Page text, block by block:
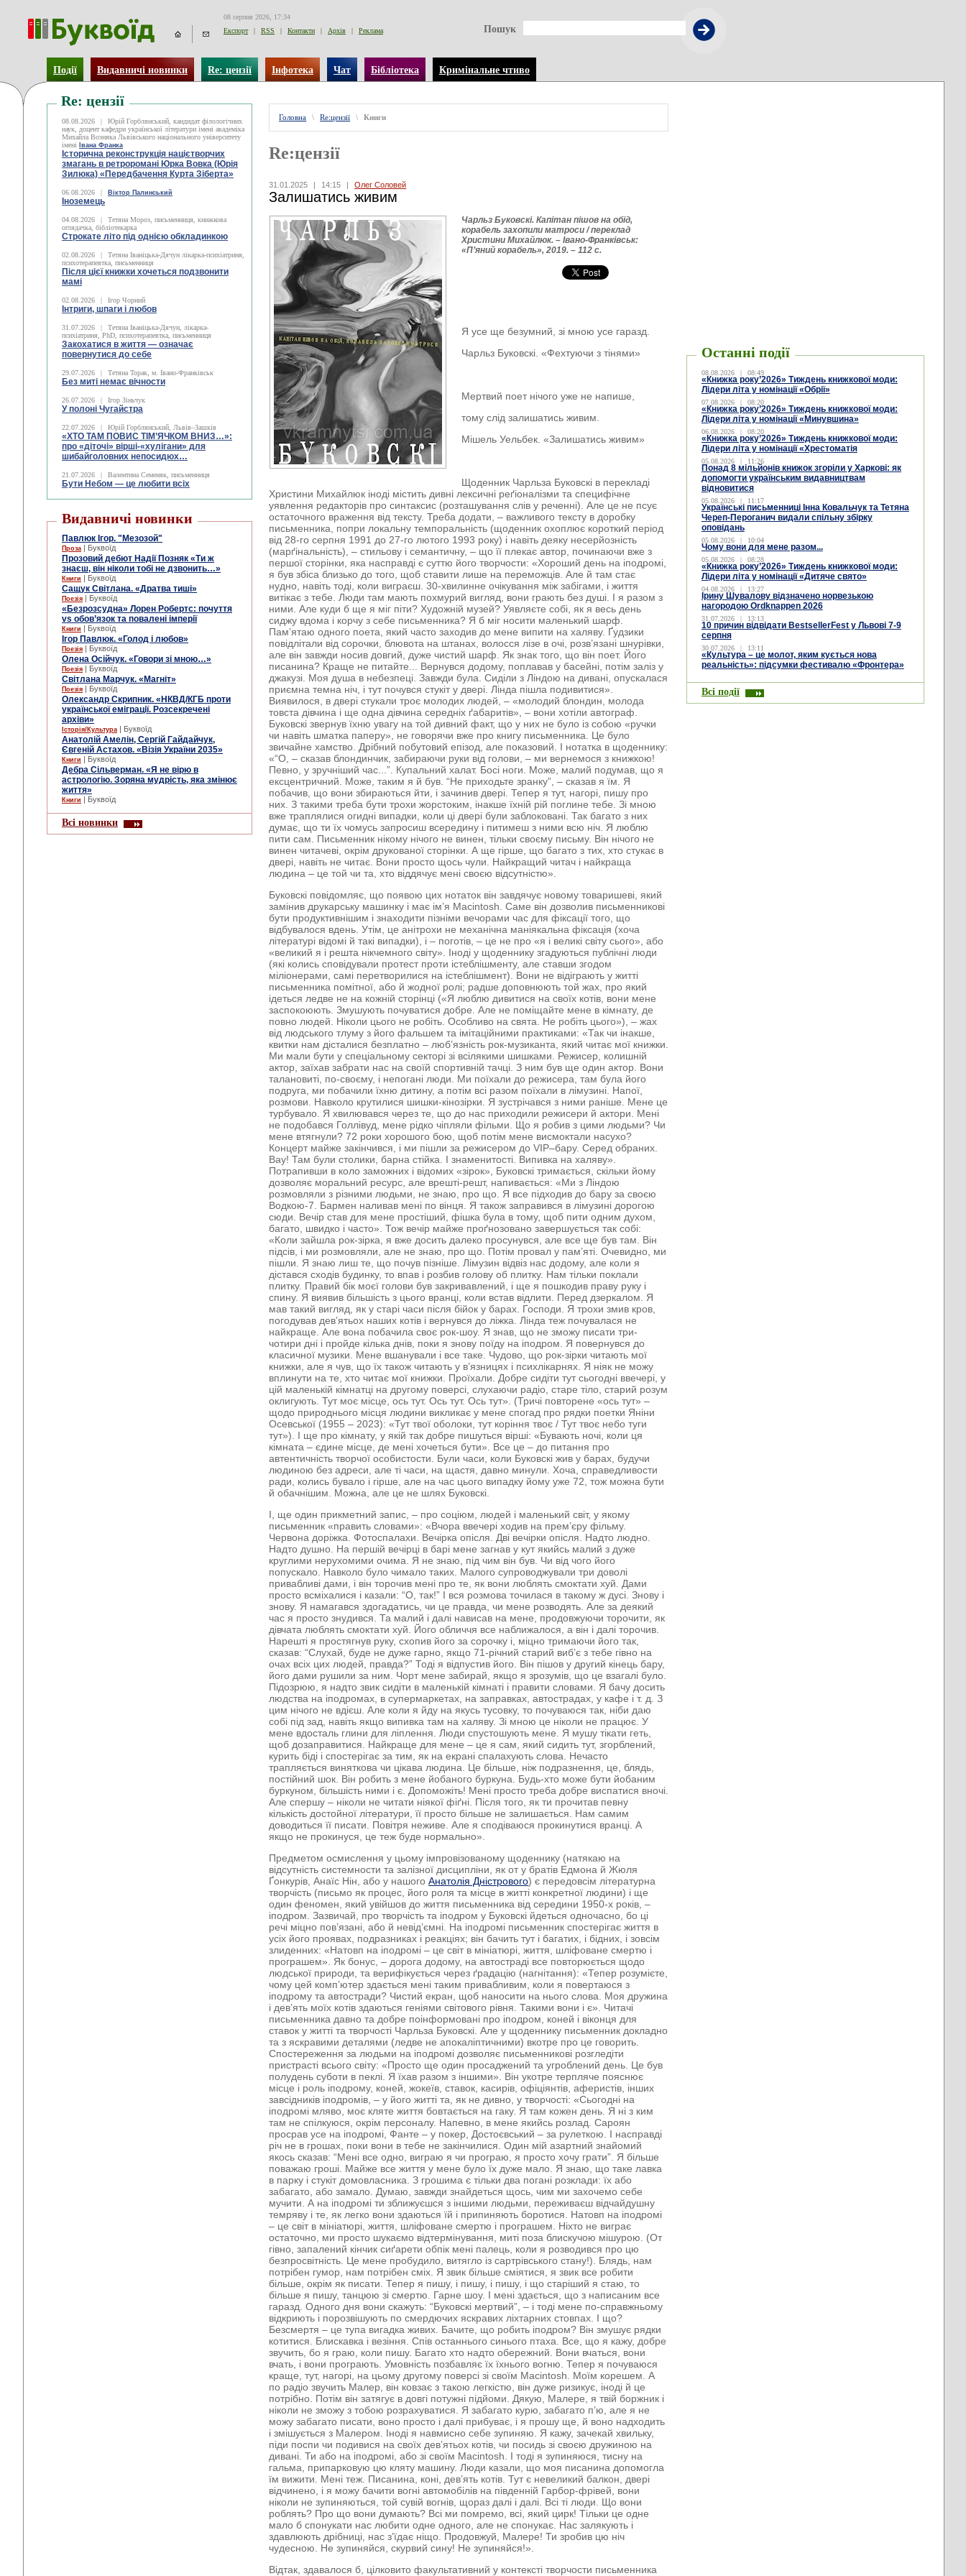
08 серпня 2026, 17:34
Експорт
| RSS | Контакти | Архів | Реклама Пошук
Події Видавничі новинки Re: цензії Інфотека Чат Бібліотека Кримінальне чтиво
Re: цензії
08.08.2026 |
Юрій Горблянський, кандидат філологічних
наук, доцент кафедри української літератури імені академіка
Михайла Возняка Львівського національного університету
імені
Івана Франка
Історична реконструкція націєтворчих
змагань в ретроромані Юрка Вовка (Юрія
Зилюка) «Передбачення Курта Зіберта»
06.08.2026 | Віктор Палинський
Іноземець
04.08.2026 |
Тетяна Мороз, письменниця, книжкова
оглядачка, бібліотекарка
Строкате літо під однією обкладинкою
02.08.2026 |
Тетяна Іваніцька-Дячун лікарка-психіатриня,
психотерапевтка, письменниця
Після цієї книжки хочеться подзвонити
мамі
02.08.2026 | Ігор Чорний
Інтриги, шпаги і любов
31.07.2026 |
Тетяна Іваніцька-Дячун, лікарка-
психіатриня, PhD, психотерапевтка, письменниця
Закохатися в життя — означає
повернутися до себе
29.07.2026 | Тетяна Торак, м. Івано-Франківськ
Без миті немає вічности
26.07.2026 | Ігор Зіньчук
У полоні Чугайстра
22.07.2026 | Юрій Горблянський, Львів–Зашків
«ХТО ТАМ ПОВИС ТІМ’ЯЧКОМ ВНИЗ…»:
про «діточі» вірші-«хулігани» для
шибайголовних непосидюх…
21.07.2026 | Валентина Семеняк, письменниця
Бути Небом ― це любити всіх
Видавничі новинки
Павлюк Ігор. "Мезозой"
Проза | Буквоїд
Прозовий дебют Надії Позняк «Ти ж
знаєш, він ніколи тобі не дзвонить…»
Книги | Буквоїд
Сащук Світлана. «Дратва тиші»
Поезія | Буквоїд
«Безрозсудна» Лорен Робертс: почуття
vs обов’язок та повалені імперії
Книги | Буквоїд
Ігор Павлюк. «Голод і любов»
Поезія | Буквоїд
Олена Осійчук. «Говори зі мною…»
Поезія | Буквоїд
Світлана Марчук. «Магніт»
Поезія | Буквоїд
Олександр Скрипник. «НКВД/КГБ проти
української еміграції. Розсекречені
архіви»
Історія/Культура | Буквоїд
Анатолій Амелін, Сергій Гайдайчук,
Євгеній Астахов. «Візія України 2035»
Книги | Буквоїд
Дебра Сільверман. «Я не вірю в
астрологію. Зоряна мудрість, яка змінює
життя»
Книги | Буквоїд
Всі новинки
Головна \ Re:цензії \ Книги
Re:цензії
31.01.2025 | 14:15 | Олег Соловей
Залишатись живим
Чарльз Буковскі. Капітан пішов на обід,
корабель захопили матроси / переклад
Христини Михайлюк. – Івано-Франківськ:
«П’яний корабель», 2019. – 112 с.
Я усе ще безумний, зі мною усе гаразд.
Чарльз Буковскі. «Фехтуючи з тінями»
Мертвий поет нічого уже не напише,
тому слід залишатись живим.
Мішель Уельбек. «Залишатись живим»
Щоденник Чарльза Буковскі в перекладі
Христини Михайлюк іноді містить дивні лексичні реґіоналізми та специфічне
уявлення редакторів про синтаксис (розташування слів у реченні). Але це не псує
остаточного враження від тексту. Треба додати, – важливого тексту в доробку
письменника, попри локальну темпоральність (щоденник охоплює короткий період
від 28-го серпня 1991 до 27-го лютого 1993 року) і навіть деяку несерйозність
(марґінальність), – стильову і семантичну, – що її плекає автор, починаючи вже з
першої сторінки, яка насправді є суттю його творчости: «Хороший день на іподромі,
я був збіса близько до того, щоб ставити лише на переможців. Але й там стає
нудно, навіть тоді, коли виграєш. 30-хвилинне очікування між забігами, і життя
витікає з тебе. Люди там мають похмурий вигляд, вони грають без душі. І я разом з
ними. Але куди б ще я міг піти? Художній музей? Уявляєте собі, як я весь день
сиджу вдома і корчу з себе письменника? Я б міг носити маленький шарф.
Пам’ятаю одного поета, який часто заходив до мене випити на халяву. Ґудзики
повідлітали від сорочки, блювота на штанах, волосся лізе в очі, розв’язані шнурівки,
але він завжди носив довгий, дуже чистий шарф. Як знак того, що він поет. Його
писанина? Краще не питайте... Вернувся додому, поплавав у басейні, потім заліз у
джакузі. Моя душа в небезпеці. Завжди була. Сиділи з Ліндою на дивані, опускалася
приємна темна ніч, і тут почувся стукіт у двері. Лінда пішла подивитися».
Виявилося, в двері стукали троє молодих людей, – «молодий блондин, молода
товста дівчина і ще одна дівчина середніх ґабаритів», – вони хотіли автограф.
Буковскі звернув їхню увагу на той дивний факт, що у них не було із собою «ручки
чи навіть шматка паперу», не говорячи вже про книгу письменника. Це було
звичайне хамство. Дрібний побутовий епізод, але показовий. І нотатка в щоденнику:
«“О, – сказав блондинчик, забираючи руки від голови, – ми вернемося з книжкою!
Певно, у зручніший час...”. Купальний халат. Босі ноги. Може, малий подумав, що я
ексцентричний. Може, таким я й був. “Не приходьте зранку”, – сказав я їм. Я
побачив, що вони збираються йти, і зачинив двері. Тепер я тут, нагорі, пишу про
них. З такими треба бути трохи жорстоким, інакше їхній рій поглине тебе. Зі мною
вже траплялися огидні випадки, коли ці двері були заблоковані. Так багато з них
думає, що ти їх чомусь запросиш всередину і питимеш з ними всю ніч. Я люблю
пити сам. Письменник нікому нічого не винен, тільки своєму письму. Він нічого не
винен читачеві, окрім друкованої сторінки. А ще гірше, що багато з тих, хто стукає в
двері, навіть не читає. Вони просто щось чули. Найкращий читач і найкраща
людина – це той чи та, хто віддячує мені своєю відсутністю».
Буковскі повідомляє, що появою цих нотаток він завдячує новому товаришеві, який
замінив друкарську машинку і має ім’я Macintosh. Саме він дозволив письменникові
бути продуктивнішим і знаходити пізніми вечорами час для фіксації того, що
відбувалося вдень. Утім, це анітрохи не механічна маніякальна фіксація (хоча
літературі відомі й такі випадки), і – поготів, – це не про «я і великі світу сього», або
«великий я і решта нікчемного світу». Іноді у щоденнику згадуються публічні люди
(які колись сповідували протест проти істеблішменту, але ставши згодом
міліонерами, самі перетворилися на істеблішмент). Вони не відіграють у житті
письменника помітної, або й жодної ролі; радше доповнюють той жах, про який
ідеться ледве не на кожній сторінці («Я люблю дивитися на своїх котів, вони мене
заспокоюють. Змушують почуватися добре. Але не поміщайте мене в кімнату, де
повно людей. Ніколи цього не робіть. Особливо на свята. Не робіть цього»), – жах
від людського тлуму з його фальшем та імітаційними практиками: «Так чи інакше,
квитки нам дісталися безплатно – люб’язність рок-музиканта, який читає мої книжки.
Ми мали бути у спеціальному секторі зі всілякими шишками. Режисер, колишній
актор, заїхав забрати нас на своїй спортивній тачці. З ним був ще один актор. Вони
талановиті, по-своєму, і непогані люди. Ми поїхали до режисера, там була його
подруга, ми побачили їхню дитину, а потім всі разом поїхали в лімузині. Напої,
розмови. Навколо крутилися шишки-кінозірки. Я зустрічався з ними раніше. Мене це
турбувало. Я хвилювався через те, що до нас приходили режисери й актори. Мені
не подобався Голлівуд, мене рідко чіпляли фільми. Що я робив з цими людьми? Чи
мене втягнули? 72 роки хорошого бою, щоб потім мене висмоктали насухо?
Концерт майже закінчився, і ми пішли за режисером до VIP–бару. Серед обраних.
Вау! Там були столики, барна стійка. І знаменитості. Випивка на халяву».
Потрапивши в коло заможних і відомих «зірок», Буковскі тримається, скільки йому
дозволяє моральний ресурс, але врешті-решт, напивається: «Ми з Ліндою
розмовляли з різними людьми, не знаю, про що. Я все підходив до бару за своєю
Водкою-7. Бармен наливав мені по вінця. Я також заправився в лімузині дорогою
сюди. Вечір став для мене простіший, фішка була в тому, щоб пити одним духом,
багато, швидко і часто». Тож вечір майже проґнозовано завершується так собі:
«Коли зайшла рок-зірка, я вже досить далеко просунувся, але все ще був там. Він
підсів, і ми розмовляли, але не знаю, про що. Потім провал у пам’яті. Очевидно, ми
пішли. Я знаю лиш те, що почув пізніше. Лімузин відвіз нас додому, але коли я
дістався сходів будинку, то впав і розбив голову об плитку. Нам тільки поклали
плитку. Правий бік моєї голови був закривавлений, і ще я пошкодив праву руку і
спину. Я виявив більшість з цього вранці, коли встав відлити. Перед дзеркалом. Я
мав такий вигляд, як у старі часи після бійок у барах. Господи. Я трохи змив кров,
погодував дев’ятьох наших котів і вернувся до ліжка. Лінда теж почувалася не
найкраще. Але вона побачила своє рок-шоу. Я знав, що не зможу писати три-
чотири дні і пройде кілька днів, поки я знову поїду на іподром. Я повернувся до
класичної музики. Мене вшанували і все таке. Чудово, що рок-зірки читають мої
книжки, але я чув, що їх також читають у в’язницях і психлікарнях. Я ніяк не можу
вплинути на те, хто читає мої книжки. Проїхали. Добре сидіти тут сьогодні ввечері, у
цій маленькій кімнатці на другому поверсі, слухаючи радіо, старе тіло, старий розум
оклигують. Тут моє місце, ось тут. Ось тут. Ось тут». (Тричі повторене «ось тут» –
щодо природнього місця людини викликає у мене спогад про рядки поетки Яніни
Осевської (1955 – 2023): «Тут твої оболоки, тут коріння твоє / Тут твоє небо туги
тут»). І ще про кімнату, у якій так добре пишуться вірші: «Бувають ночі, коли ця
кімната – єдине місце, де мені хочеться бути». Все це – до питання про
автентичність творчої особистости. Були часи, коли Буковскі жив у барах, будучи
людиною без адреси, але ті часи, на щастя, давно минули. Хоча, справедливости
ради, колись бувало і гірше, але на час цього випадку йому уже 72, тож можна бути
й обачнішим. Можна, але це не шлях Буковскі.
І, ще один прикметний запис, – про соціюм, людей і маленький світ, у якому
письменник «править словами»: «Вчора ввечері ходив на прем’єру фільму.
Червона доріжка. Фотоспалахи. Вечірка опісля. Дві вечірки опісля. Надто людно.
Надто душно. На першій вечірці в барі мене загнав у кут якийсь малий з дуже
круглими нерухомими очима. Я не знаю, під чим він був. Чи від чого його
попускало. Навколо було чимало таких. Малого супроводжували три доволі
привабливі дами, і він торочив мені про те, як вони люблять смоктати хуй. Дами
просто всміхалися і казали: “О, так!” І вся розмова точилася в такому ж дусі. Знову і
знову. Я намагався здогадатись, чи це правда, чи мене розводять. Але за деякий
час я просто знудився. Та малий і далі нависав на мене, продовжуючи торочити, як
дівчата люблять смоктати хуй. Його обличчя все наближалося, а він і далі торочив.
Нарешті я простягнув руку, схопив його за сорочку і, міцно тримаючи його так,
сказав: “Слухай, буде не дуже гарно, якщо 71-річний старий виб’є з тебе гівно на
очах всіх цих людей, правда?” Тоді я відпустив його. Він пішов у другий кінець бару,
його дами рушили за ним. Чорт мене забирай, якщо я зрозумів, що це взагалі було.
Підозрюю, я надто звик сидіти в маленькій кімнаті і правити словами. Я бачу досить
людства на іподромах, в супермаркетах, на заправках, автострадах, у кафе і т. д. З
цим нічого не вдієш. Але коли я йду на якусь тусовку, то почуваюся так, ніби даю
собі під зад, навіть якщо випивка там на халяву. Зі мною це ніколи не працює. У
мене вдосталь глини для ліплення. Люди спустошують мене. Я мушу тікати геть,
щоб дозаправитися. Найкраще для мене – це я сам, який сидить тут, згорблений,
курить біді і спостерігає за тим, як на екрані спалахують слова. Нечасто
трапляється виняткова чи цікава людина. Це більше, ніж подразнення, це, блядь,
постійний шок. Він робить з мене йобаного буркуна. Будь-хто може бути йобаним
буркуном, більшість ними і є. Допоможіть! Мені просто треба добре виспатися вночі.
Але спершу – ніколи не читати ніякої фіґні. Після того, як ти прочитав певну
кількість достойної літератури, її просто більше не залишається. Нам самим
доводиться її писати. Повітря неживе. Але я сподіваюся прокинутися вранці. А
якщо не прокинуся, це теж буде нормально».
Предметом осмислення у цьому імпровізованому щоденнику (натякаю на
відсутність системности та залізної дисципліни, як от у братів Едмона й Жюля
Ґонкурів, Анаїс Нін, або у нашогоАнатолія Дністрового) є передовсім літературна
творчість (письмо як процес, його роля та місце в житті конкретної людини) і ще
один феномен, який увійшов до життя письменника від середини 1950-х років, –
іподром. Зазвичай, про творчість та іподром у Буковскі йдеться одночасно, бо ці
речі міцно пов’язані, або й невід’ємні. На іподромі письменник спостерігає життя в
усіх його проявах, подразниках і реакціях; він бачить тут і багатих, і бідних, і зовсім
злиденних: «Натовп на іподромі – це світ в мініатюрі, життя, шліфоване смертю і
програшем». Як бонус, – дорога додому, на автостраді все повторюється щодо
людської природи, та верифікується через ґрадацію (нагнітання): «Тепер розумієте,
чому цей комп’ютер здається мені таким привабливим, коли я повертаюся з
іподрому та автостради? Чистий екран, щоб наносити на нього слова. Моя дружина
і дев’ять моїх котів здаються геніями світового рівня. Такими вони і є». Читачі
письменника давно та добре поінформовані про іподром, коней і віконця для
ставок у житті та творчості Чарльза Буковскі. Але у щоденнику письменник докладно
та з яскравими деталями (ледве не апокаліптичними) вкотре про це говорить.
Спостереження за людьми на іподромі дозволяє письменникові розгледіти
пристрасті всього світу: «Просто ще один просаджений та угроблений день. Це був
полудень суботи в пеклі. Я їхав разом з іншими». Він укотре терпляче пояснює
місце і роль іподрому, коней, жокеїв, ставок, касирів, офіціянтів, аферистів, інших
завсідників іподромів, – у його житті та, як не дивно, у творчості: «Сьогодні на
іподромі мляво, моє кляте життя бовтається на гаку. Я там кожен день. Я ні з ким
там не спілкуюся, окрім персоналу. Напевно, в мене якийсь розлад. Сароян
просрав усе на іподромі, Фанте – у покер, Достоєвський – за рулеткою. І насправді
річ не в грошах, поки вони в тебе не закінчилися. Один мій азартний знайомий
якось сказав: “Мені все одно, виграю я чи програю, я просто хочу грати”. Я більше
поважаю гроші. Майже все життя у мене було їх дуже мало. Я знаю, що таке лавка
в парку і стукіт домовласника. З грошима є тільки два погані розклади: їх або
забагато, або замало. Думаю, завжди знайдеться щось, чим ми захочемо себе
мучити. А на іподромі ти зближуєшся з іншими людьми, переживаєш відчайдушну
темряву і те, як легко вони здаються їй і припиняють боротися. Натовп на іподромі
– це світ в мініатюрі, життя, шліфоване смертю і програшем. Ніхто не виграє
остаточно, ми просто шукаємо відтермінування, миті поза блискучою мішурою. (От
гівно, запалений кінчик сиґарети обпік мені палець, коли я розводився про цю
безпросвітність. Це мене пробудило, витягло із сартрівського стану!). Блядь, нам
потрібен гумор, нам потрібен сміх. Я звик більше сміятися, я звик все робити
більше, окрім як писати. Тепер я пишу, і пишу, і пишу, і що старіший я стаю, то
більше я пишу, танцюю зі смертю. Гарне шоу. І мені здається, що з написаним все
гаразд. Одного дня вони скажуть: “Буковскі мертвий”, – і тоді мене по-справжньому
відкриють і порозвішують по смердючих яскравих ліхтарних стовпах. І що?
Безсмертя – це тупа вигадка живих. Бачите, що робить іподром? Він змушує рядки
котитися. Блискавка і везіння. Спів останнього синього птаха. Все, що я кажу, добре
звучить, бо я граю, коли пишу. Багато хто надто обережний. Вони вчаться, вони
вчать, і вони програють. Умовність позбавляє їх їхнього вогню. Тепер я почуваюся
краще, тут, нагорі, на цьому другому поверсі зі своїм Macintosh. Моїм корешем. А
по радіо звучить Малер, він ковзає з такою легкістю, він дуже ризикує, іноді й це
потрібно. Потім він затягує в довгі потужні підйоми. Дякую, Малере, я твій боржник і
ніколи не зможу з тобою розрахуватися. Я забагато курю, забагато п’ю, але я не
можу забагато писати, воно просто і далі прибуває, і я прошу ще, й воно надходить
і змішується з Малером. Іноді я навмисно себе зупиняю. Я кажу, зачекай хвильку,
піди поспи чи подивися на своїх дев’ятьох котів, чи посидь зі своєю дружиною на
дивані. Ти або на іподромі, або зі своїм Macintosh. І тоді я зупиняюся, тисну на
гальма, припарковую цю кляту машину. Люди казали, що моя писанина допомогла
їм вижити. Мені теж. Писанина, коні, дев’ять котів. Тут є невеликий балкон, двері
відчинено, і я можу бачити вогні автомобілів на південній Гарбор-фрівей, вони
ніколи не зупиняються, той сувій вогнів, щораз далі і далі. Всі ті люди. Що вони
роблять? Про що вони думають? Всі ми помремо, всі, який цирк! Тільки це одне
мало б спонукати нас любити одне одного, але не спонукає. Нас залякують і
здавлюють дрібниці, нас з’їдає ніщо. Продовжуй, Малере! Ти зробив цю ніч
чудесною. Не зупиняйся, скурвий сину! Не зупиняйся!».
Відтак, здавалося б, цілковито факультативний у контексті творчости письменника
Останні події
08.08.2026 | 08:49
«Книжка року’2026» Тиждень книжкової моди:
Лідери літа у номінації «Обрії»
07.08.2026 | 08:20
«Книжка року’2026» Тиждень книжкової моди:
Лідери літа у номінації «Минувшина»
06.08.2026 | 08:20
«Книжка року’2026» Тиждень книжкової моди:
Лідери літа у номінації «Хрестоматія
05.08.2026 | 11:26
Понад 8 мільйонів книжок згоріли у Харкові: як
допомогти українським видавництвам
відновитися
05.08.2026 | 11:17
Українські письменниці Інна Ковальчук та Тетяна
Череп-Пероганич видали спільну збірку
оповідань
05.08.2026 | 10:04
Чому вони для мене разом...
05.08.2026 | 08:28
«Книжка року’2026» Тиждень книжкової моди:
Лідери літа у номінації «Дитяче свято»
04.08.2026 | 13:27
Ірину Шувалову відзначено норвезькою
нагородою Ordknappen 2026
31.07.2026 | 13:13
10 причин відвідати BestsellerFest у Львові 7-9
серпня
30.07.2026 | 13:11
«Культура – це молот, яким кується нова
реальність»: підсумки фестивалю «Фронтера»
Всі події